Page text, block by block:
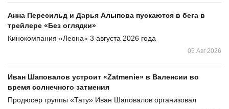
Анна Пересильд и Дарья Алыпова пускаются в бега в
трейлере «Без оглядки»
Кинокомпания «Леона» 3 августа 2026 года
05 Авг 2026
Иван Шаповалов устроит «Zatmenie» в Валенсии во
время солнечного затмения
Продюсер группы «Тату» Иван Шаповалов организовал